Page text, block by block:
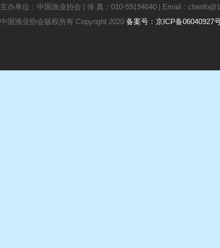
主办单位：中国渔业协会 | 传 真：010-59194640 | Email：
中国渔业协会版权所有 Copyright 2020 备案号：京ICP备06040927